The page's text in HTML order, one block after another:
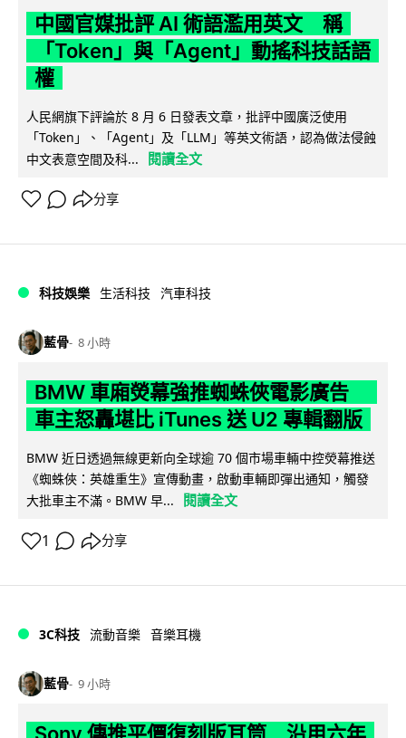
中國官媒批評 AI 術語濫用英文 稱
「Token」與「Agent」動搖科技話語
權
人民網旗下評論於 8 月 6 日發表文章，批評中國廣泛使用
「Token」、「Agent」及「LLM」等英文術語，認為做法侵蝕
中文表意空間及科...
閱讀全文
分享
科技娛樂 生活科技 汽車科技
藍骨 8 小時
BMW 車廂熒幕強推蜘蛛俠電影廣告
車主怒轟堪比 iTunes 送 U2 專輯翻版
BMW 近日透過無線更新向全球逾 70 個市場車輛中控熒幕推送
《蜘蛛俠：英雄重生》宣傳動畫，啟動車輛即彈出通知，觸發
大批車主不滿。BMW 早...
閱讀全文
1 分享
3C科技 流動音樂 音樂耳機
藍骨 9 小時